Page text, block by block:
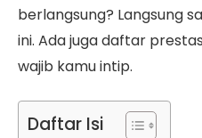
berlangsung? Langsung
ini. Ada juga daftar
wajib kamu intip.
Daftar Isi